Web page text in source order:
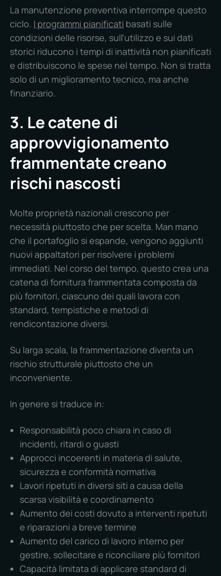
La manutenzione preventiva interrompe questo
ciclo. I programmi pianificati basati sulle
condizioni delle risorse, sull'utilizzo e sui dati
storici riducono i tempi di inattività non pianificati
e distribuiscono le spese nel tempo. Non si tratta
solo di un miglioramento tecnico, ma anche
finanziario.
3. Le catene di
approvvigionamento
frammentate creano
rischi nascosti
Molte proprietà nazionali crescono per
necessità piuttosto che per scelta. Man mano
che il portafoglio si espande, vengono aggiunti
nuovi appaltatori per risolvere i problemi
immediati. Nel corso del tempo, questo crea una
catena di fornitura frammentata composta da
più fornitori, ciascuno dei quali lavora con
standard, tempistiche e metodi di
rendicontazione diversi.
Su larga scala, la frammentazione diventa un
rischio strutturale piuttosto che un
inconveniente.
In genere si traduce in:
Responsabilità poco chiara in caso di
incidenti, ritardi o guasti
Approcci incoerenti in materia di salute,
sicurezza e conformità normativa
Lavori ripetuti in diversi siti a causa della
scarsa visibilità e coordinamento
Aumento dei costi dovuto a interventi ripetuti
e riparazioni a breve termine
Aumento del carico di lavoro interno per
gestire, sollecitare e riconciliare più fornitori
Capacità limitata di applicare standard di